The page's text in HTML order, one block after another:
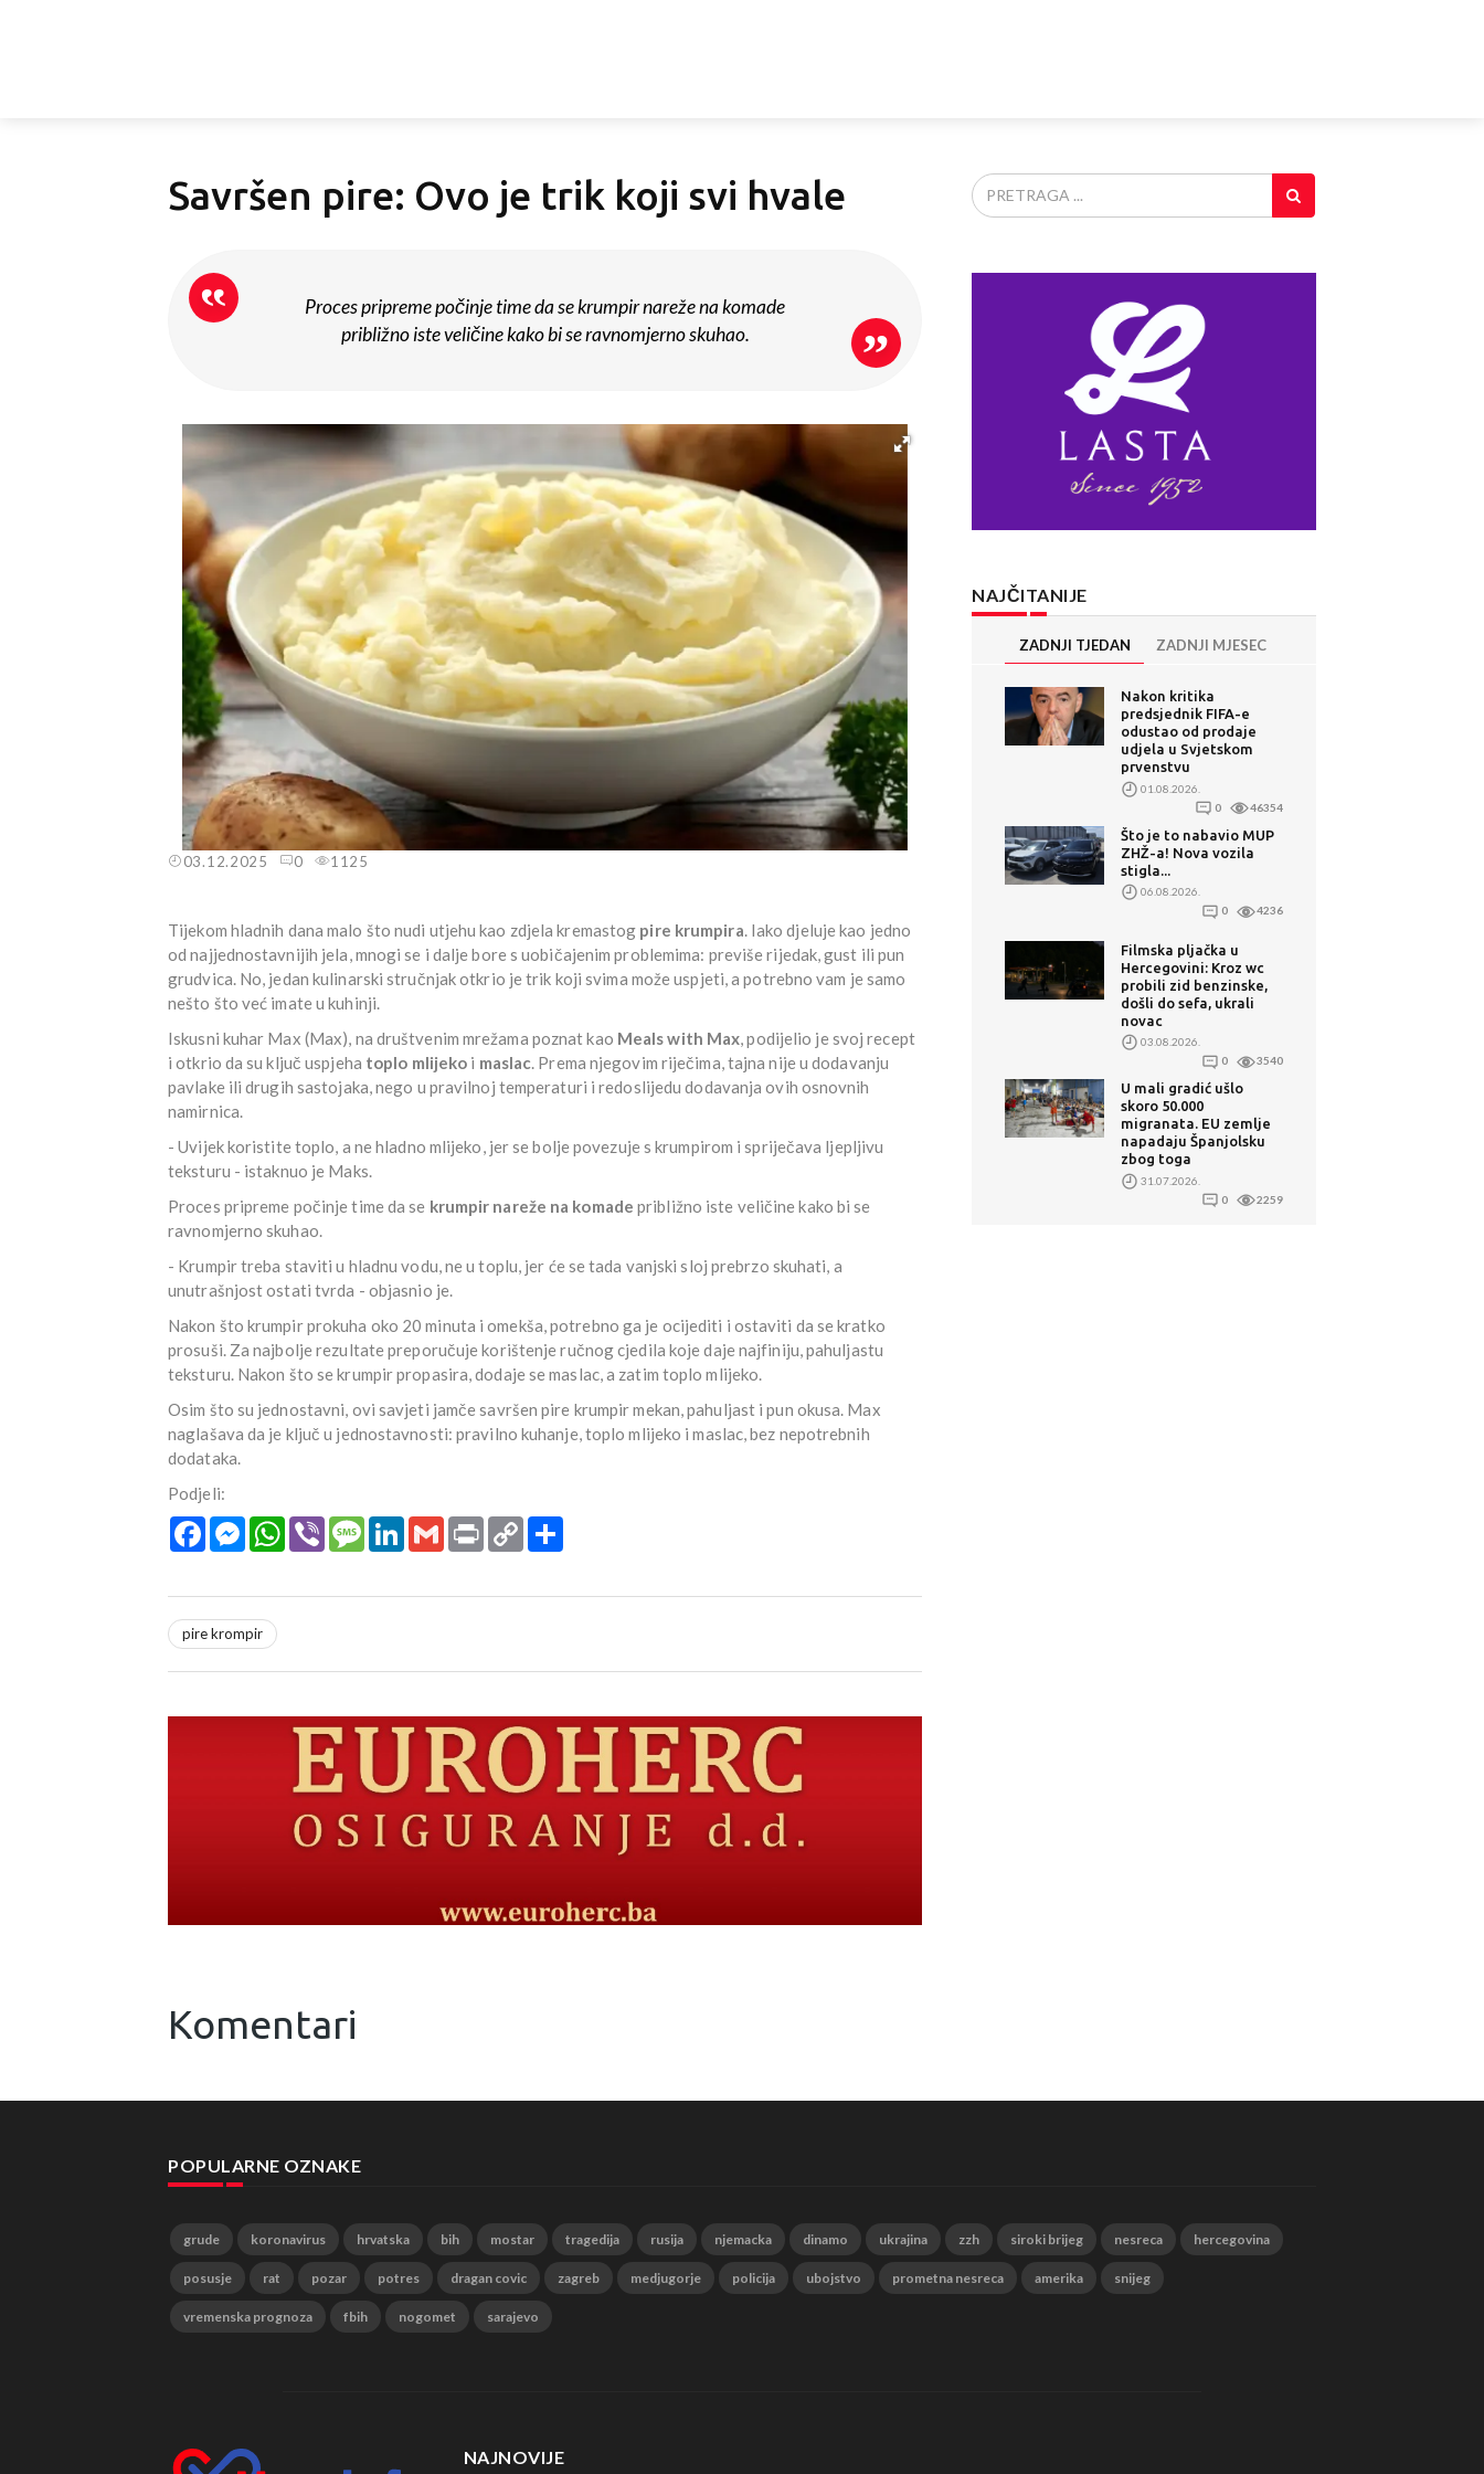
Savršen pire: Ovo je trik koji svi hvale
Proces pripreme počinje time da se krumpir nareže na komade
približno iste veličine kako bi se ravnomjerno skuhao.
03.12.2025 0 1125
Tijekom hladnih dana malo što nudi utjehu kao zdjela kremastog pire krumpira. Iako djeluje kao jedno
od najjednostavnijih jela, mnogi se i dalje bore s uobičajenim problemima: previše rijedak, gust ili pun
grudvica. No, jedan kulinarski stručnjak otkrio je trik koji svima može uspjeti, a potrebno vam je samo
nešto što već imate u kuhinji.
Iskusni kuhar Max (Max), na društvenim mrežama poznat kao Meals with Max, podijelio je svoj recept
i otkrio da su ključ uspjeha toplo mlijeko i maslac. Prema njegovim riječima, tajna nije u dodavanju
pavlake ili drugih sastojaka, nego u pravilnoj temperaturi i redoslijedu dodavanja ovih osnovnih
namirnica.
- Uvijek koristite toplo, a ne hladno mlijeko, jer se bolje povezuje s krumpirom i spriječava ljepljivu
teksturu - istaknuo je Maks.
Proces pripreme počinje time da se krumpir nareže na komade približno iste veličine kako bi se
ravnomjerno skuhao.
- Krumpir treba staviti u hladnu vodu, ne u toplu, jer će se tada vanjski sloj prebrzo skuhati, a
unutrašnjost ostati tvrda - objasnio je.
Nakon što krumpir prokuha oko 20 minuta i omekša, potrebno ga je ocijediti i ostaviti da se kratko
prosuši. Za najbolje rezultate preporučuje korištenje ručnog cjedila koje daje najfiniju, pahuljastu
teksturu. Nakon što se krumpir propasira, dodaje se maslac, a zatim toplo mlijeko.
Osim što su jednostavni, ovi savjeti jamče savršen pire krumpir mekan, pahuljast i pun okusa. Max
naglašava da je ključ u jednostavnosti: pravilno kuhanje, toplo mlijeko i maslac, bez nepotrebnih
dodataka.
Podjeli:
FacebookMessengerWhatsApp
Viber MessageLinkedInGmail Print Copy
Link
pire krompir
Komentari
NAJČITANIJE
ZADNJI TJEDAN ZADNJI MJESEC
Nakon kritika
predsjednik FIFA-e
odustao od prodaje
udjela u Svjetskom
prvenstvu
01.08.2026.
0
46354
Što je to nabavio MUP
ZHŽ-a! Nova vozila
stigla...
06.08.2026.
0
4236
Filmska pljačka u
Hercegovini: Kroz wc
probili zid benzinske,
došli do sefa, ukrali
novac
03.08.2026.
0
3540
U mali gradić ušlo
skoro 50.000
migranata. EU zemlje
napadaju Španjolsku
zbog toga
31.07.2026.
0
2259
POPULARNE OZNAKE
grude koronavirus hrvatska bih mostar tragedija rusija njemacka dinamo ukrajina zzh siroki brijeg nesreca hercegovina
posusje rat pozar potres dragan covic zagreb medjugorje policija ubojstvo prometna nesreca amerika snijeg
vremenska prognoza fbih nogomet sarajevo
NAJNOVIJE